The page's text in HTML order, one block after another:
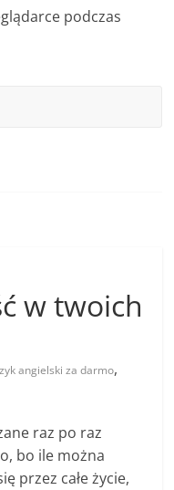
podczas
w twoich
angielski za darmo,
raz po raz
bo ile można
przez całe życie,